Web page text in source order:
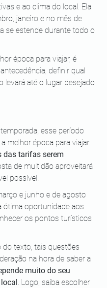
e ao clima do local. Ela
janeiro e no mês de
se estende durante todo o
época para viajar, é
definir qual
levará até o lugar desejado
esse período
melhor época para viajar.
das tarifas serem
de multidão aproveitará
possível.
e junho e de agosto
ótima oportunidade aos
os pontos turísticos
do texto, tais questões
na hora de saber a
muito do seu
. Logo, saiba escolher